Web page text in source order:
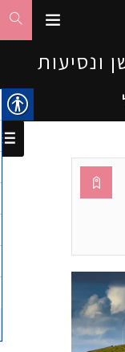
ונסיעות